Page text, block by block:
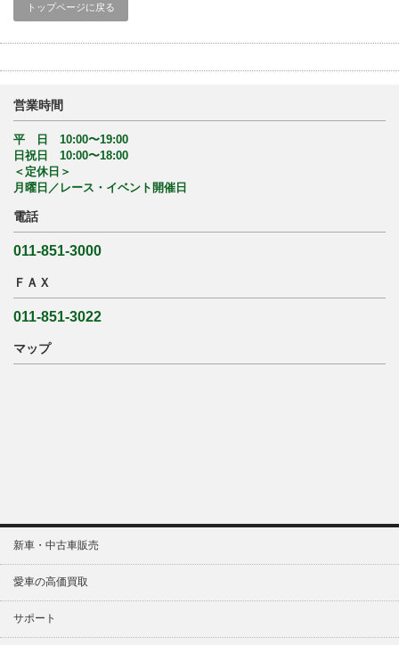
トップページに戻る
営業時間
平 日 10:00〜19:00
日祝日 10:00〜18:00
＜定休日＞
月曜日／レース・イベント開催日
電話
011-851-3000
ＦＡＸ
011-851-3022
マップ
新車・中古車販売
愛車の高価買取
サポート